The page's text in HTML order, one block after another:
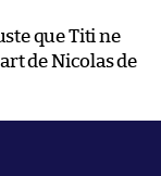
que Titi ne
de Nicolas de